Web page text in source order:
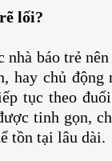
lối?
nhà báo trẻ
hay chủ động
tục theo
tinh gọn,
tồn tại lâu dài.